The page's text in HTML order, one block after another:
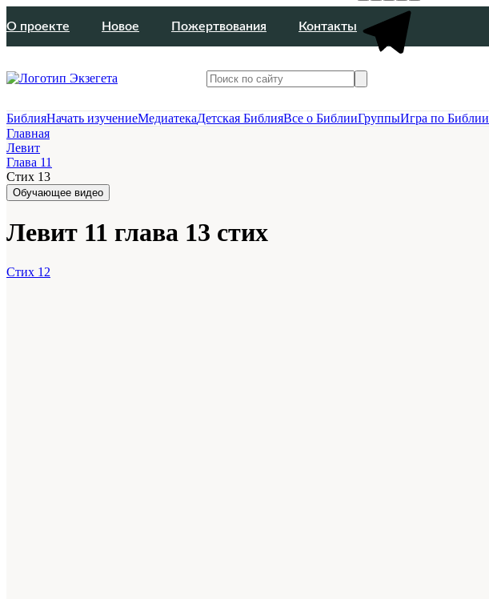
О проекте Новое Пожертвования Контакты
БиблияНачать изучениеМедиатекаДетская БиблияВсе о БиблииГруппыИгра по Библии
Главная
Левит
Глава 11
Стих 13
Обучающее видео
Левит 11 глава 13 стих
Стих 12